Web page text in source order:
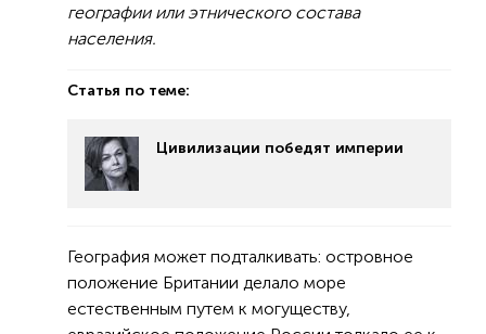
географии или этнического состава
населения.
Статья по теме:
Цивилизации победят империи
География может подталкивать: островное
положение Британии делало море
естественным путем к могуществу,